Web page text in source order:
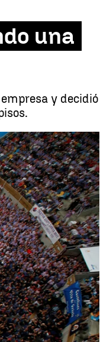
una
y decidió
de nueve pisos |Redacción